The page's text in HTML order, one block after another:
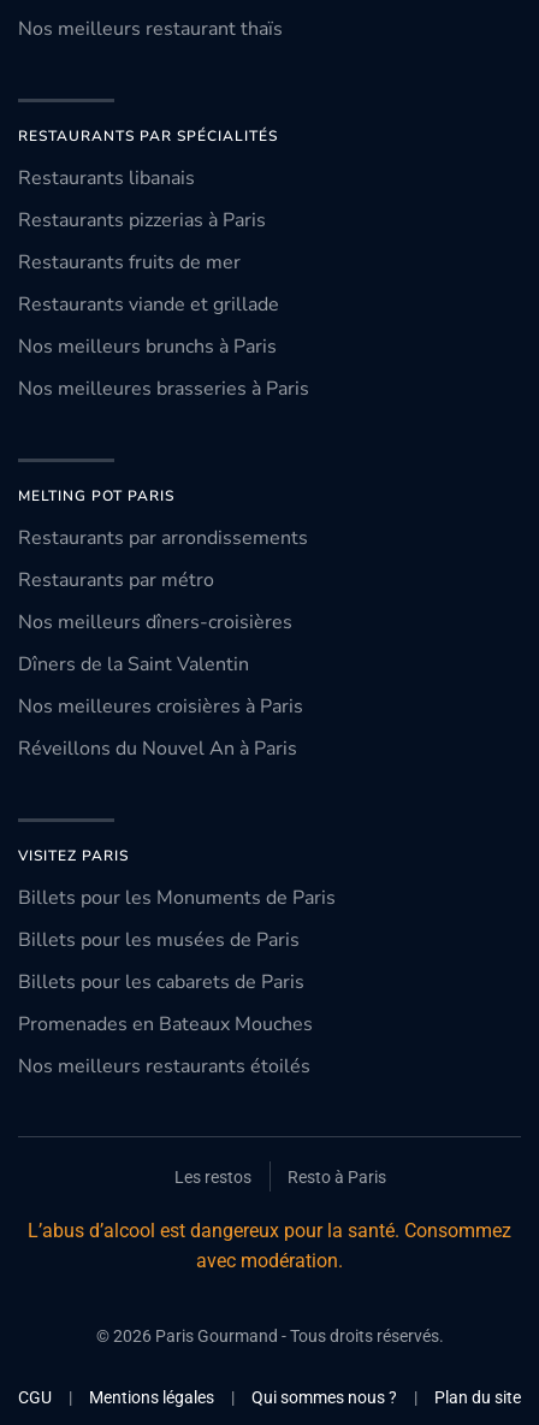
Nos meilleurs restaurant thaïs
RESTAURANTS PAR SPÉCIALITÉS
Restaurants libanais
Restaurants pizzerias à Paris
Restaurants fruits de mer
Restaurants viande et grillade
Nos meilleurs brunchs à Paris
Nos meilleures brasseries à Paris
MELTING POT PARIS
Restaurants par arrondissements
Restaurants par métro
Nos meilleurs dîners-croisières
Dîners de la Saint Valentin
Nos meilleures croisières à Paris
Réveillons du Nouvel An à Paris
VISITEZ PARIS
Billets pour les Monuments de Paris
Billets pour les musées de Paris
Billets pour les cabarets de Paris
Promenades en Bateaux Mouches
Nos meilleurs restaurants étoilés
Les restos Resto à Paris
L’abus d’alcool est dangereux pour la santé. Consommez
avec modération.
©2026Paris Gourmand - Tous droits réservés.
CGU | Mentions légales | Qui sommes nous ? | Plan du site